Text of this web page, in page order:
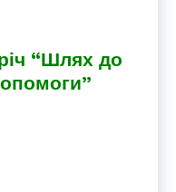
“Шлях до